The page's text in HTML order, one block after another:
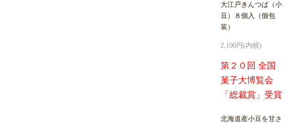
大江戸きんつば（小
豆）８個入（個包
装）
2,100円(内税)
第２０回 全国
菓子大博覧会
「総裁賞」受賞
北海道産小豆を甘さ